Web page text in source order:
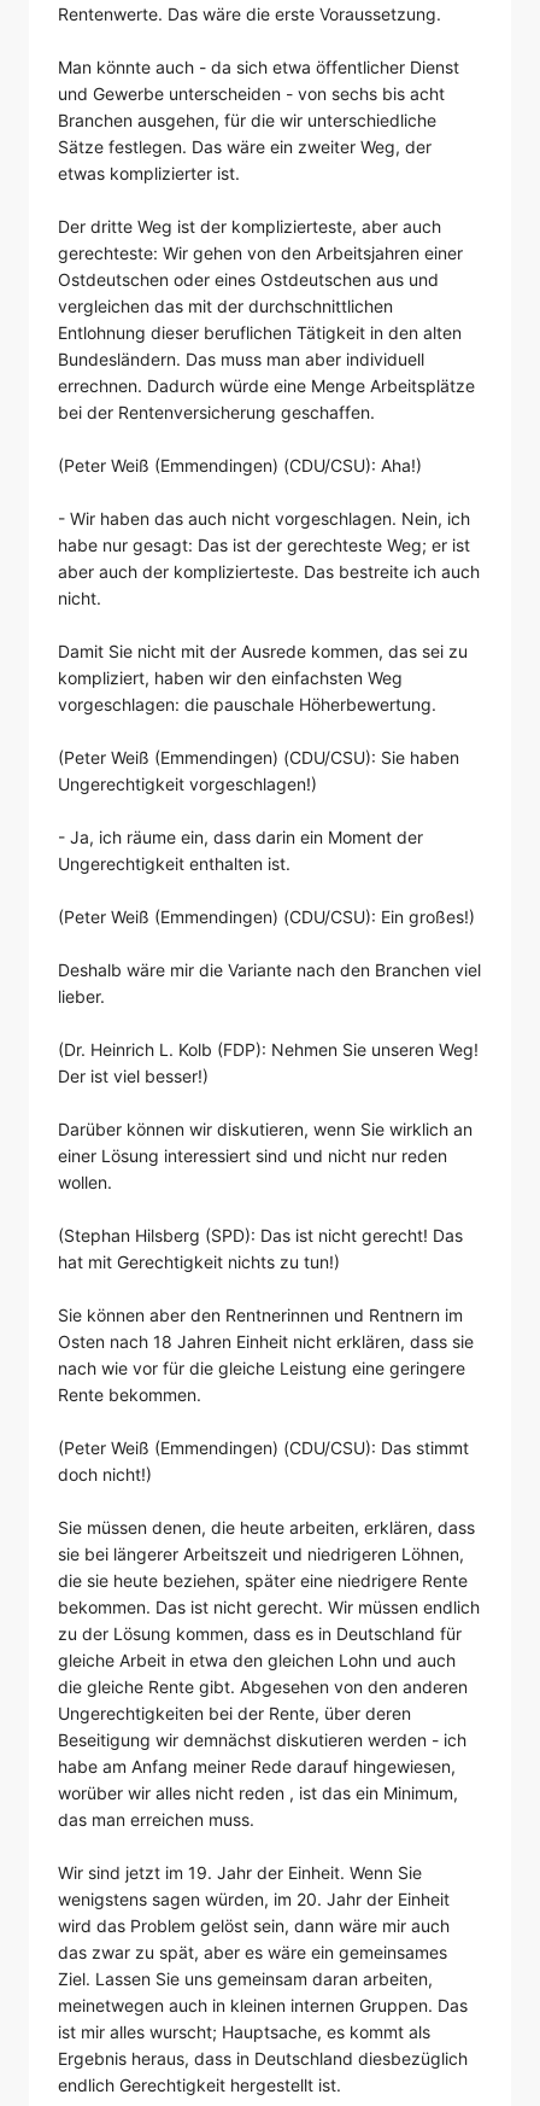
Rentenwerte. Das wäre die erste Voraussetzung.
Man könnte auch - da sich etwa öffentlicher Dienst
und Gewerbe unterscheiden - von sechs bis acht
Branchen ausgehen, für die wir unterschiedliche
Sätze festlegen. Das wäre ein zweiter Weg, der
etwas komplizierter ist.
Der dritte Weg ist der komplizierteste, aber auch
gerechteste: Wir gehen von den Arbeitsjahren einer
Ostdeutschen oder eines Ostdeutschen aus und
vergleichen das mit der durchschnittlichen
Entlohnung dieser beruflichen Tätigkeit in den alten
Bundesländern. Das muss man aber individuell
errechnen. Dadurch würde eine Menge Arbeitsplätze
bei der Rentenversicherung geschaffen.
(Peter Weiß (Emmendingen) (CDU/CSU): Aha!)
- Wir haben das auch nicht vorgeschlagen. Nein, ich
habe nur gesagt: Das ist der gerechteste Weg; er ist
aber auch der komplizierteste. Das bestreite ich auch
nicht.
Damit Sie nicht mit der Ausrede kommen, das sei zu
kompliziert, haben wir den einfachsten Weg
vorgeschlagen: die pauschale Höherbewertung.
(Peter Weiß (Emmendingen) (CDU/CSU): Sie haben
Ungerechtigkeit vorgeschlagen!)
- Ja, ich räume ein, dass darin ein Moment der
Ungerechtigkeit enthalten ist.
(Peter Weiß (Emmendingen) (CDU/CSU): Ein großes!)
Deshalb wäre mir die Variante nach den Branchen viel
lieber.
(Dr. Heinrich L. Kolb (FDP): Nehmen Sie unseren Weg!
Der ist viel besser!)
Darüber können wir diskutieren, wenn Sie wirklich an
einer Lösung interessiert sind und nicht nur reden
wollen.
(Stephan Hilsberg (SPD): Das ist nicht gerecht! Das
hat mit Gerechtigkeit nichts zu tun!)
Sie können aber den Rentnerinnen und Rentnern im
Osten nach 18 Jahren Einheit nicht erklären, dass sie
nach wie vor für die gleiche Leistung eine geringere
Rente bekommen.
(Peter Weiß (Emmendingen) (CDU/CSU): Das stimmt
doch nicht!)
Sie müssen denen, die heute arbeiten, erklären, dass
sie bei längerer Arbeitszeit und niedrigeren Löhnen,
die sie heute beziehen, später eine niedrigere Rente
bekommen. Das ist nicht gerecht. Wir müssen endlich
zu der Lösung kommen, dass es in Deutschland für
gleiche Arbeit in etwa den gleichen Lohn und auch
die gleiche Rente gibt. Abgesehen von den anderen
Ungerechtigkeiten bei der Rente, über deren
Beseitigung wir demnächst diskutieren werden - ich
habe am Anfang meiner Rede darauf hingewiesen,
worüber wir alles nicht reden , ist das ein Minimum,
das man erreichen muss.
Wir sind jetzt im 19. Jahr der Einheit. Wenn Sie
wenigstens sagen würden, im 20. Jahr der Einheit
wird das Problem gelöst sein, dann wäre mir auch
das zwar zu spät, aber es wäre ein gemeinsames
Ziel. Lassen Sie uns gemeinsam daran arbeiten,
meinetwegen auch in kleinen internen Gruppen. Das
ist mir alles wurscht; Hauptsache, es kommt als
Ergebnis heraus, dass in Deutschland diesbezüglich
endlich Gerechtigkeit hergestellt ist.